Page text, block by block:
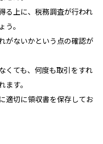
る上に、税務調査が行われ
。
がないかという点の確認が
くても、何度も取引をすれ
す。
適切に領収書を保存してお